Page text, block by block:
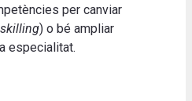
per canviar
) o bé ampliar
especialitat.